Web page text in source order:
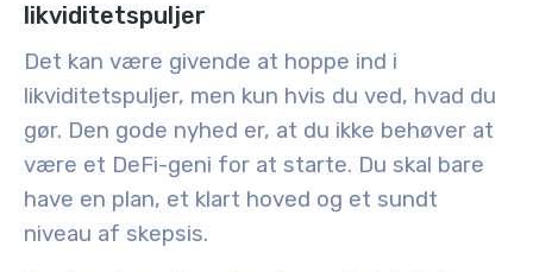
likviditetspuljer
Det kan være givende at hoppe ind i
likviditetspuljer, men kun hvis du ved, hvad du
gør. Den gode nyhed er, at du ikke behøver at
være et DeFi-geni for at starte. Du skal bare
have en plan, et klart hoved og et sundt
niveau af skepsis.